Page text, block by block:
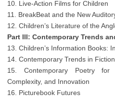
10. Live-Action Films for Children
11. BreakBeat and the New
12. Children’s Literature of the
Part III: Contemporary Trends
13. Children’s Information Books:
14. Contemporary Trends in
15. Contemporary Poetry for
Complexity, and Innovation
16. Picturebook Futures